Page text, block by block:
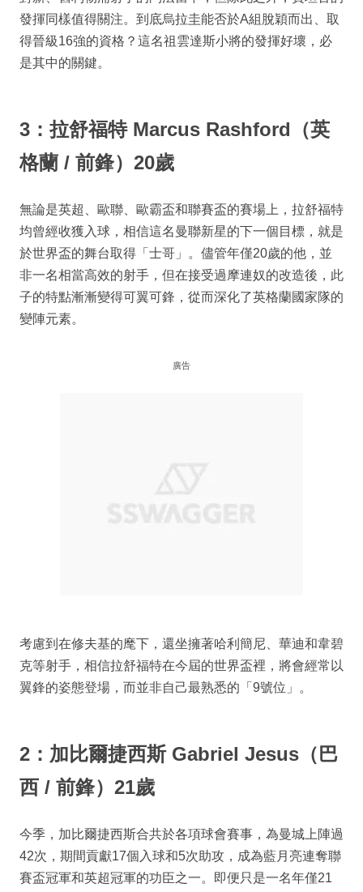
發揮同樣值得關注。到底烏拉圭能否於A組脫穎而出、取
得晉級16強的資格？這名祖雲達斯小將的發揮好壞，必
是其中的關鍵。
3：拉舒福特 Marcus Rashford（英
格蘭 / 前鋒）20歲
無論是英超、歐聯、歐霸盃和聯賽盃的賽場上，拉舒福特
均曾經收獲入球，相信這名曼聯新星的下一個目標，就是
於世界盃的舞台取得「士哥」。儘管年僅20歲的他，並
非一名相當高效的射手，但在接受過摩連奴的改造後，此
子的特點漸漸變得可翼可鋒，從而深化了英格蘭國家隊的
變陣元素。
廣告
考慮到在修夫基的麾下，還坐擁著哈利簡尼、華迪和韋碧
克等射手，相信拉舒福特在今屆的世界盃裡，將會經常以
翼鋒的姿態登場，而並非自己最熟悉的「9號位」。
2：加比爾捷西斯 Gabriel Jesus（巴
西 / 前鋒）21歲
今季，加比爾捷西斯合共於各項球會賽事，為曼城上陣過
42次，期間貢獻17個入球和5次助攻，成為藍月亮連奪聯
賽盃冠軍和英超冠軍的功臣之一。即便只是一名年僅21